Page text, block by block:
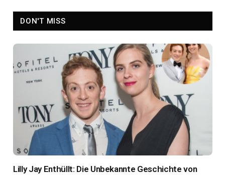
DON'T MISS
Lilly Jay Enthüllt: Die Unbekannte Geschichte von